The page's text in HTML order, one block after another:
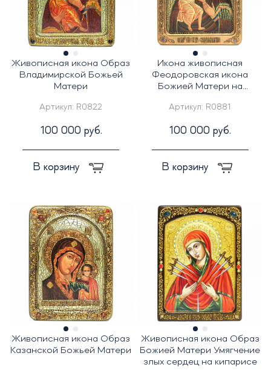
Живописная икона Образ
Владимирской Божьей
Матери
Артикул: R0822
100 000 руб.
В корзину
Икона живописная
Феодоровская икона
Божией Матери на
Артикул: R0881
100 000 руб.
В корзину
Живописная икона Образ
Казанской Божьей Матери
Живописная икона Образ
Божией Матери Умягчение
злых сердец на кипарисе